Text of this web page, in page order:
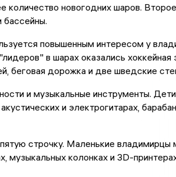
количество новогодних шаров.
бассейны.
повышенным интересом у
в шарах оказались хоккейная
беговая дорожка и две шведские
и музыкальные инструменты.
и электрогитарах,
строчку. Маленькие владимирцы
музыкальных колонках и 3D-